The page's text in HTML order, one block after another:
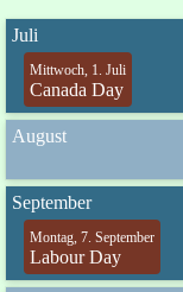
Juli
Mittwoch, 1. Juli
Canada Day
August
September
Montag, 7. September
Labour Day